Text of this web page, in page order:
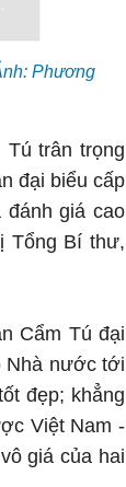
Phương
trân trọng
đại biểu cấp
giá cao
Tổng Bí thư,
Cẩm Tú đại
Nhà nước tới
đẹp; khẳng
Việt Nam -
giá của hai